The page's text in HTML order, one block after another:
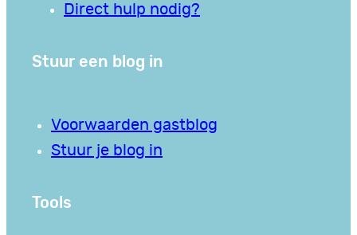
Direct hulp nodig?
Stuur een blog in
Voorwaarden gastblog
Stuur je blog in
Tools